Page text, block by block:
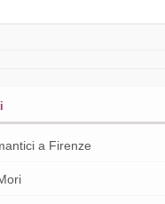
a Firenze